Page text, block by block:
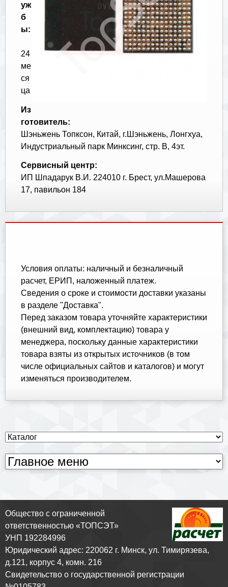
уж
б
ы:
24
ме
ся
ца
Из
готовитель:
Шэньжень Топксон, Китай, г.Шэньжень, Лонгхуа,
Индустриальный парк Минксинг, стр. В, 4эт.
Сервисный центр:
ИП Шпадарук В.И. 224010 г. Брест, ул.Машерова
17, павильон 184
Условия оплаты: наличный и безналичный
расчет, ЕРИП, наложенный платеж.
Cведения о сроке и стоимости доставки указаны
в разделе "Доставка".
Перед заказом товара уточняйте характеристики
(внешний вид, комплектацию) товара у
менеджера, поскольку данные характеристики
товара взяты из открытых источников (в том
числе официальных сайтов и каталогов) и могут
изменяться производителем.
Общество с ограниченной
ответственностью «ТОПСЭТ»
УНП 192284996
Юридический адрес: 220062 г. Минск, ул. Тимирязева,
д.121, корпус 4, комн. 216
Свидетельство о государственной регистрации